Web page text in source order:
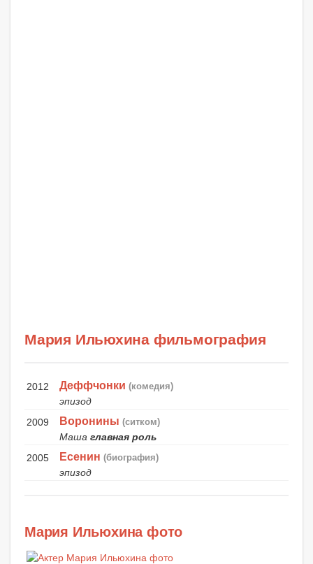
Мария Ильюхина фильмография
2012 Деффчонки (комедия)
эпизод
2009
Воронины (ситком)
Маша главная роль
2005
Есенин (биография)
эпизод
Мария Ильюхина фото